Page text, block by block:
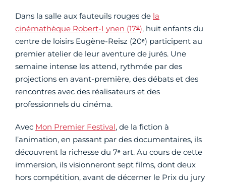
Dans la salle aux fauteuils rouges de la
cinémathèque Robert-Lynen (17e), huit enfants du
centre de loisirs Eugène-Reisz (20ᵉ) participent au
premier atelier de leur aventure de jurés. Une
semaine intense les attend, rythmée par des
projections en avant-première, des débats et des
rencontres avec des réalisateurs et des
professionnels du cinéma.
Avec Mon Premier Festival, de la fiction à
l’animation, en passant par des documentaires, ils
découvrent la richesse du 7ᵉ art. Au cours de cette
immersion, ils visionneront sept films, dont deux
hors compétition, avant de décerner le Prix du jury